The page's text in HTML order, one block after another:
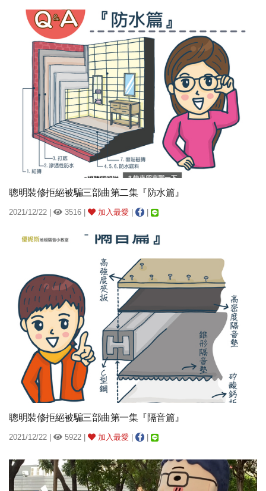
聰明裝修拒絕被騙三部曲第二集『防水篇』
2021/12/22 | 3516 | 加入最愛
聰明裝修拒絕被騙三部曲第一集『隔音篇』
2021/12/22 | 5922 | 加入最愛 | |